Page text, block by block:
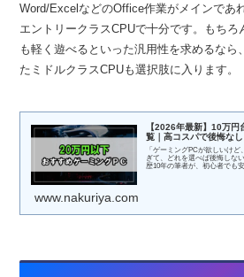
Word/ExcelなどのOffice作業がメインであ
エントリークラスCPUで十分です。もちろ
も軽く遊べるといった汎用性を求めるなら
たミドルクラスCPUも選択肢に入ります。
【2026年最新】10万
覧｜高コスパで後悔な
「ゲーミングPCが欲しいけ
ぎて、どれを選べば後悔しな
歴10年の筆者が、初心者でも
www.nakuriya.com